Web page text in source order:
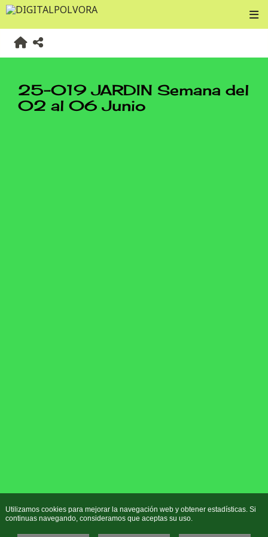
25-019 JARDIN Semana del
02 al 06 Junio
Utilizamos cookies para mejorar la navegación web y obtener estadísticas. Si
continuas navegando, consideramos que aceptas su uso.